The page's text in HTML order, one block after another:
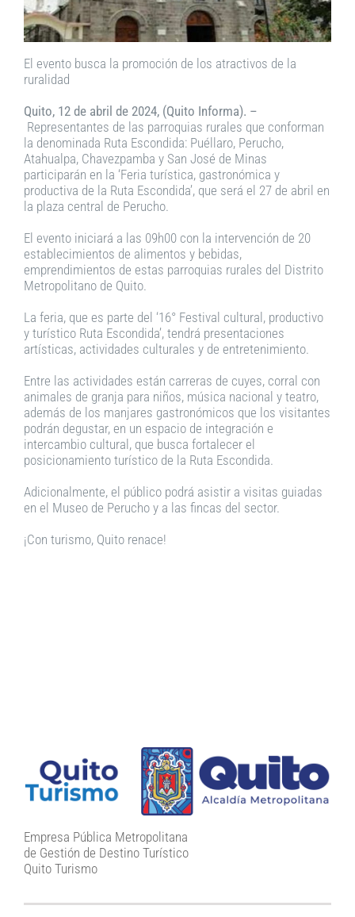
El evento busca la promoción de los atractivos de la
ruralidad
Quito, 12 de abril de 2024, (Quito Informa). –
Representantes de las parroquias rurales que conforman
la denominada Ruta Escondida: Puéllaro, Perucho,
Atahualpa, Chavezpamba y San José de Minas
participarán en la ‘Feria turística, gastronómica y
productiva de la Ruta Escondida’, que será el 27 de abril en
la plaza central de Perucho.
El evento iniciará a las 09h00 con la intervención de 20
establecimientos de alimentos y bebidas,
emprendimientos de estas parroquias rurales del Distrito
Metropolitano de Quito.
La feria, que es parte del ‘16° Festival cultural, productivo
y turístico Ruta Escondida’, tendrá presentaciones
artísticas, actividades culturales y de entretenimiento.
Entre las actividades están carreras de cuyes, corral con
animales de granja para niños, música nacional y teatro,
además de los manjares gastronómicos que los visitantes
podrán degustar, en un espacio de integración e
intercambio cultural, que busca fortalecer el
posicionamiento turístico de la Ruta Escondida.
Adicionalmente, el público podrá asistir a visitas guiadas
en el Museo de Perucho y a las fincas del sector.
¡Con turismo, Quito renace!
Empresa Pública Metropolitana
de Gestión de Destino Turístico
Quito Turismo